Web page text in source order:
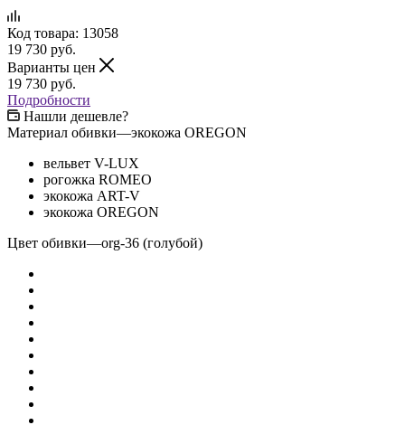
Код товара: 13058
19 730 руб.
Варианты цен
19 730 руб.
Подробности
Нашли дешевле?
Материал обивки—экокожа OREGON
вельвет V-LUX
рогожка ROMEO
экокожа ART-V
экокожа OREGON
Цвет обивки—org-36 (голубой)